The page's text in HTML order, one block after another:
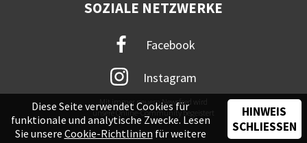
SOZIALE NETZWERKE
Facebook
Instagram
Mit immer neuem Newsfeed wird
unsere Online-Community begeistert
Diese Seite verwendet Cookies für
funktionale und analytische Zwecke. Lesen
Sie unsere Cookie-Richtlinien für weitere
HINWEIS
SCHLIESSEN